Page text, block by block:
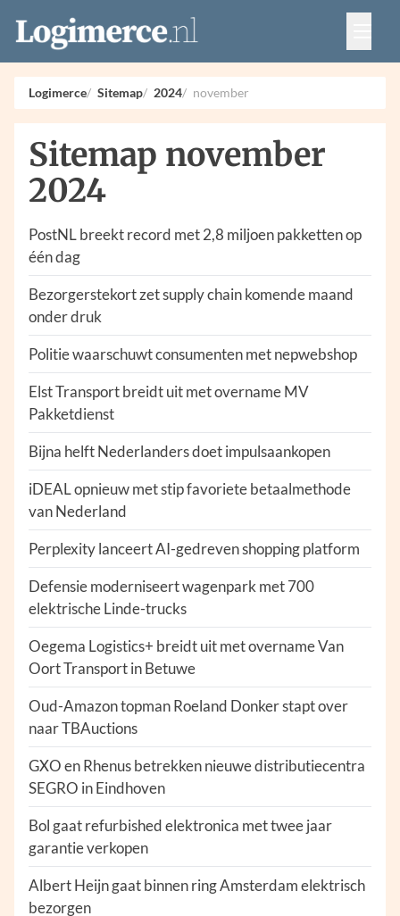
Vacatures
Events
Adverteren
Partners
Logimerce Sitemap 2024 november
Sitemap november
2024
PostNL breekt record met 2,8 miljoen pakketten op
één dag
Bezorgerstekort zet supply chain komende maand
onder druk
Politie waarschuwt consumenten met nepwebshop
Elst Transport breidt uit met overname MV
Pakketdienst
Bijna helft Nederlanders doet impulsaankopen
iDEAL opnieuw met stip favoriete betaalmethode
van Nederland
Perplexity lanceert AI-gedreven shopping platform
Defensie moderniseert wagenpark met 700
elektrische Linde-trucks
Oegema Logistics+ breidt uit met overname Van
Oort Transport in Betuwe
Oud-Amazon topman Roeland Donker stapt over
naar TBAuctions
GXO en Rhenus betrekken nieuwe distributiecentra
SEGRO in Eindhoven
Bol gaat refurbished elektronica met twee jaar
garantie verkopen
Albert Heijn gaat binnen ring Amsterdam elektrisch
bezorgen